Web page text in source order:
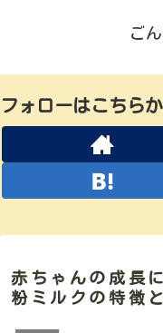
ご
フォローはこちら
赤ちゃんの成長
粉ミルクの特徴